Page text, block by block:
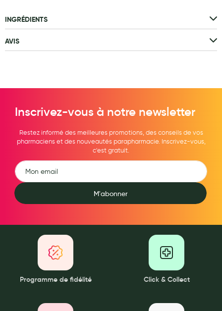
Accessoires maternité
Gammes spécifiques tisanes allaitement et compléments
Diététique minceur
Phytothérapie
Gemmothérapie
Confiserie
Compléments alimentaires
Médicaments et Santé
Premiers soins
Pansements
INGRÉDIENTS
AVIS
Inscrivez-vous à notre newsletter
Restez informé des meilleures promotions, des conseils de vos
pharmaciens et des nouveautés parapharmacie. Inscrivez-vous,
c'est gratuit.
M'abonner
Programme de fidélité Click & Collect